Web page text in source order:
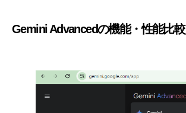
Gemini Advancedの機能・性能比較